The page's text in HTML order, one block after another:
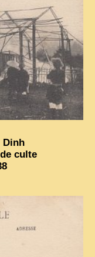
Dinh
culte